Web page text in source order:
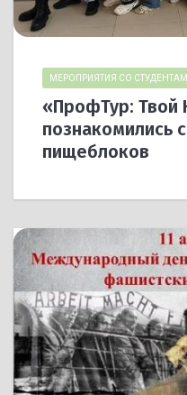
МЕРОПРИЯТИЯ СО
«ПрофТур: Твой
познакомились
пищеблоков